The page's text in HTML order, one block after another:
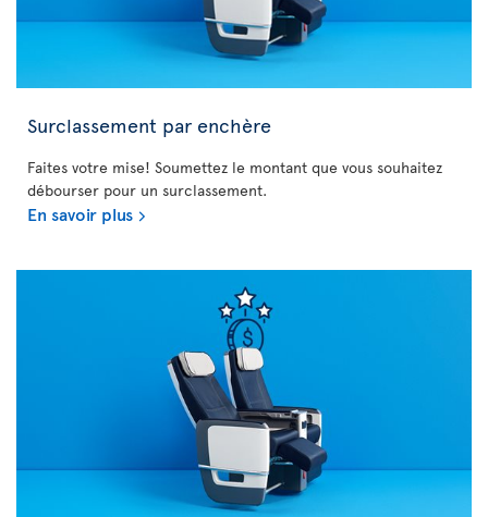
Surclassement par enchère
Faites votre mise! Soumettez le montant que vous souhaitez
débourser pour un surclassement.
En savoir plus